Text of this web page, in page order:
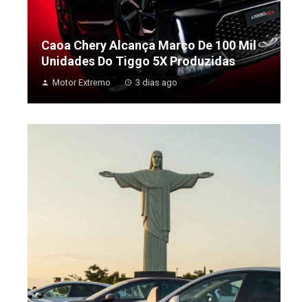
Caoa Chery Alcança Marco De 100 Mil
Unidades Do Tiggo 5X Produzidas
Motor Extremo 3 dias ago